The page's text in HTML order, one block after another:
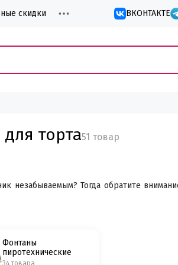
скидки ВКОНТАКТЕ
торта
незабываемым? Тогда обратите
стандартам безопасности, что делает их
Фонтаны
пиротехнические
34 товара